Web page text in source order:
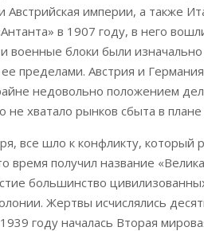
Австрийская империи, а также
в 1907 году, в него
военные блоки были
пределами. Австрия и
недовольно положением
не хватало рынков сбыта в
все шло к конфликту, который
время получил название
большинство
Жертвы исчислялись
году началась Вторая